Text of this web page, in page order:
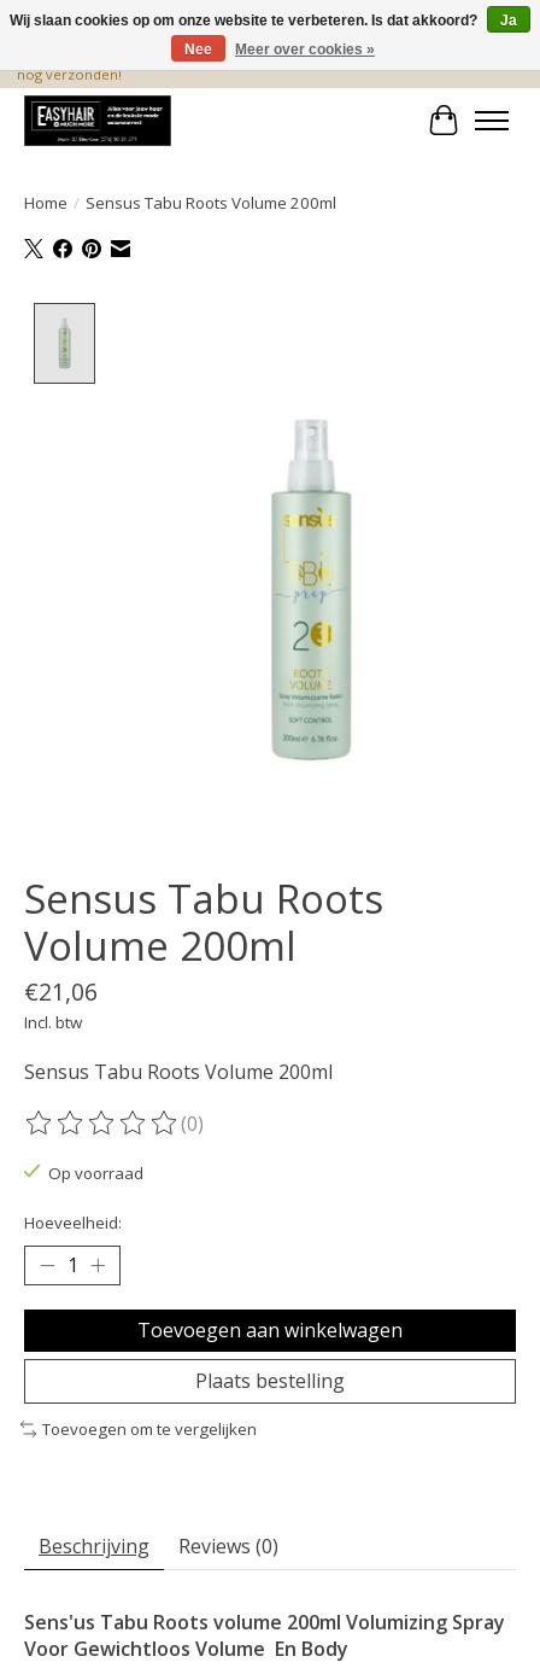
De beste produkten staan hier! Voor 15.00 uur besteld, wordt dezelfde dag
nog verzonden!
Home / Sensus Tabu Roots Volume 200ml
Sensus Tabu Roots
Volume 200ml
€21,06
Incl. btw
Sensus Tabu Roots Volume 200ml
De beoordeling van dit product is
(0)
Op voorraad
Hoeveelheid:
Toevoegen aan winkelwagen
Plaats bestelling
Toevoegen om te vergelijken
Beschrijving Reviews (0)
Sens'us Tabu Roots volume 200ml Volumizing Spray
Voor Gewichtloos Volume En Body
Wij slaan cookies op om onze website te verbeteren. Is dat akkoord?
Ja
Nee
Meer over cookies »